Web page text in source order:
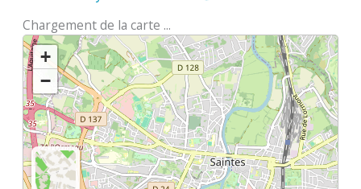
Chargement de la carte ...
+
−